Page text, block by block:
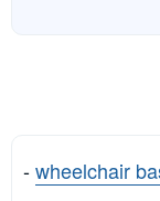
-wheelchair